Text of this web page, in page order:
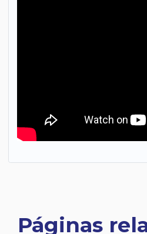
Páginas